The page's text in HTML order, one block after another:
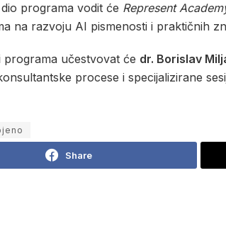
programa vodit će Represent
na razvoju AI pismenosti i praktičnih
programa učestvovat će dr. Borislav
procese i specijalizirane
Share